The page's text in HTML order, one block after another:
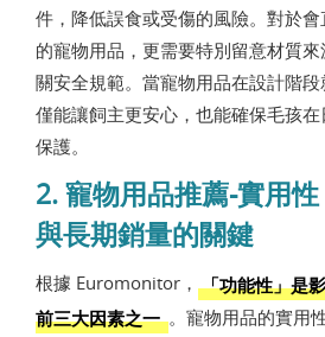
件，降低誤食或受傷的風險。對於
的寵物用品，更需要特別留意材質
關安全規範。當寵物用品在設計階
僅能讓飼主更安心，也能確保毛孩
保護。
2. 寵物用品推薦-實用
與長期銷量的關鍵
根據 Euromonitor， 「功能性」是
前三大因素之一 。寵物用品的實用